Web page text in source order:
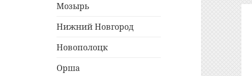
Мозырь
Нижний Новгород
Новополоцк
Орша